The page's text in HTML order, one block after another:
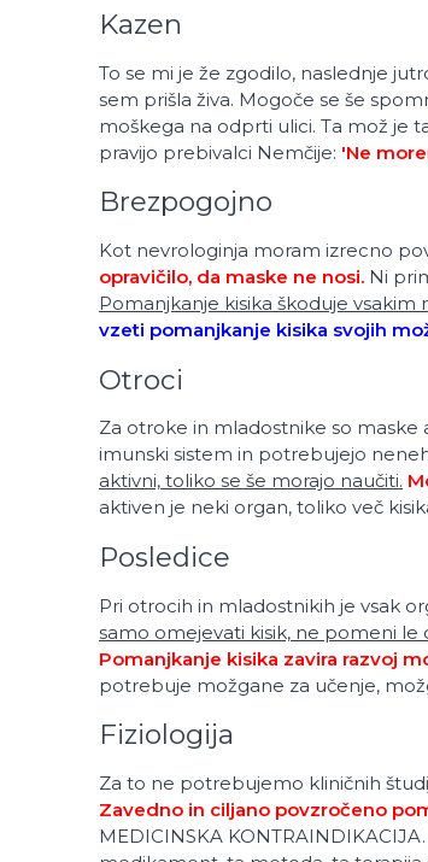
Kazen
To se mi je že zgodilo, naslednje
sem prišla živa. Mogoče se še
moškega na odprti ulici. Ta mož je
pravijo prebivalci Nemčije: 'Ne
Brezpogojno
Kot nevrologinja moram izrecno
opravičilo, da maske ne nosi. Ni
Pomanjkanje kisika škoduje vsakim
vzeti pomanjkanje kisika svojih
Otroci
Za otroke in mladostnike so maske
imunski sistem in potrebujejo
aktivni, toliko se še morajo naučiti.
aktiven je neki organ, toliko več
Posledice
Pri otrocih in mladostnikih je vsak
samo omejevati kisik, ne pomeni
Pomanjkanje kisika zavira razvoj
potrebuje možgane za učenje,
Fiziologija
Za to ne potrebujemo kliničnih
Zavedno in ciljano povzročeno
MEDICINSKA